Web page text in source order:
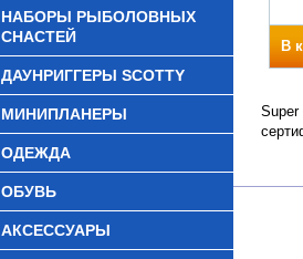
НАБОРЫ РЫБОЛОВНЫХ
СНАСТЕЙ
ДАУНРИГГЕРЫ SCOTTY
МИНИПЛАНЕРЫ
ОДЕЖДА
ОБУВЬ
АКСЕССУАРЫ
В
Super